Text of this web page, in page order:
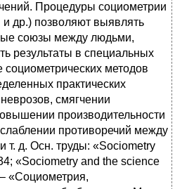
Процедуры социометрии
и др.) позволяют выявлять
союзы между людьми,
результаты в специальных
методов
практических
смягчении
производительности
противоречий между
т. д. Осн. труды: «Sociometry
«Sociometry and the science
«Социометрия,